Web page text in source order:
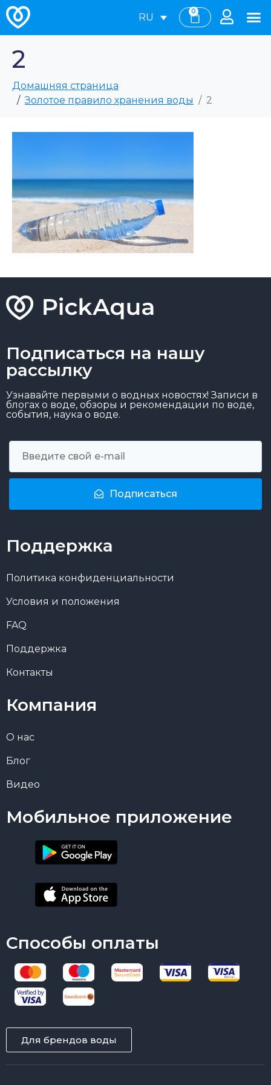
RU
0
2
Домашняя страница
Золотое правило хранения воды
2
Подписаться на нашу
рассылку
Узнавайте первыми о водных новостях! Записи в
блогах о воде, обзоры и рекомендации по воде,
события, наука о воде.
Подписаться
Поддержка
Политика конфиденциальности
Условия и положения
FAQ
Поддержка
Контакты
Компания
О нас
Блог
Видео
Мобильное приложение
Способы оплаты
Для брендов воды